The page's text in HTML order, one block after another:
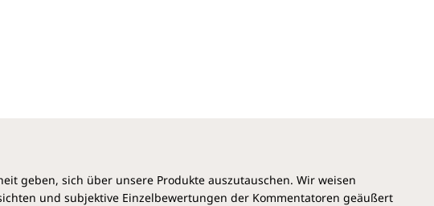
geben, sich über unsere Produkte auszutauschen. Wir weisen
und subjektive Einzelbewertungen der Kommentatoren geäußert